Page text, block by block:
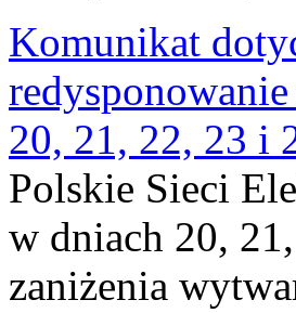
Komunikat
20, 21, 22, 23 i
Polskie Sieci
w dniach 20,
zaniżenia